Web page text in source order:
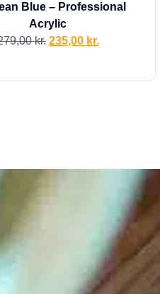
Blue – Professional
Acrylic
kr. 235,00 kr.